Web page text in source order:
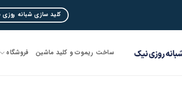
کلید سازی شبانه
ساخت ریموت و کلید ماشین فروشگاه